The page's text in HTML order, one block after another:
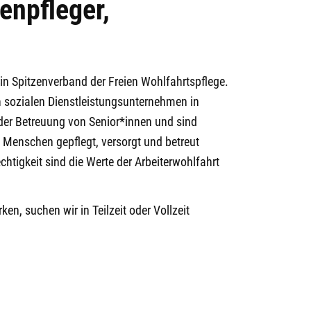
Spitzenverband der Freien Wohlfahrtspflege.
Dienstleistungsunternehmen in
Betreuung von Senior*innen und sind
gepflegt, versorgt und betreut
sind die Werte der Arbeiterwohlfahrt
suchen wir in Teilzeit oder Vollzeit